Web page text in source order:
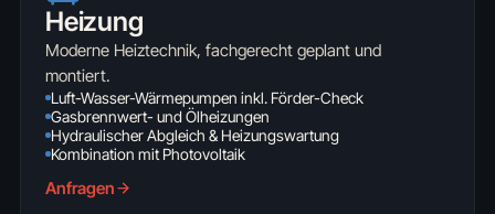
Heizung
Moderne Heiztechnik, fachgerecht geplant und
montiert.
Luft-Wasser-Wärmepumpen inkl. Förder-Check
Gasbrennwert- und Ölheizungen
Hydraulischer Abgleich & Heizungswartung
Kombination mit Photovoltaik
Anfragen